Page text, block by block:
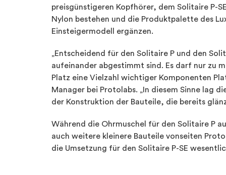
preisgünstigeren Kopfhörer, dem Solitaire P-
Nylon bestehen und die Produktpalette des
Einsteigermodell ergänzen.
„Entscheidend für den Solitaire P und den
aufeinander abgestimmt sind. Es darf nur zu
Platz eine Vielzahl wichtiger Komponenten
Manager bei Protolabs. „In diesem Sinne lag
der Konstruktion der Bauteile, die bereits
Während die Ohrmuschel für den Solitaire P
auch weitere kleinere Bauteile vonseiten
die Umsetzung für den Solitaire P-SE